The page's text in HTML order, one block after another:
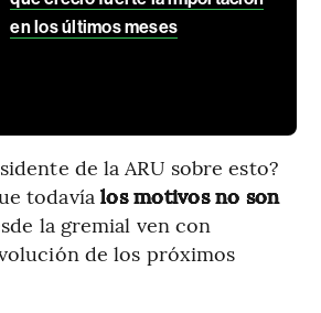
en los últimos meses
de la ARU sobre esto?
todavíalos motivos no son
la gremial ven con
de los próximos